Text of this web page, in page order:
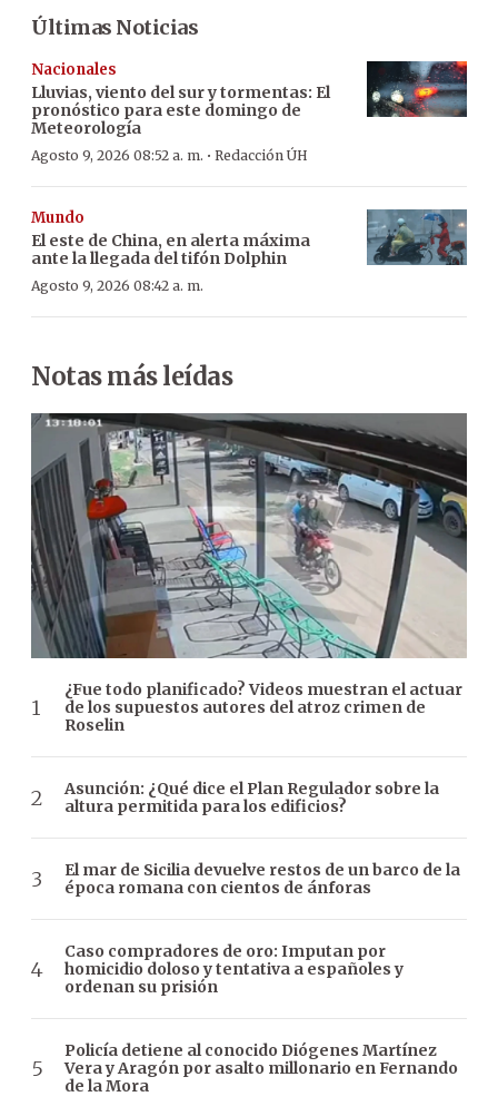
Últimas Noticias
Nacionales
Lluvias, viento del sur y tormentas: El
pronóstico para este domingo de
Meteorología
Agosto 9, 2026 08:52 a. m. · Redacción ÚH
Mundo
El este de China, en alerta máxima
ante la llegada del tifón Dolphin
Agosto 9, 2026 08:42 a. m.
Notas más leídas
¿Fue todo planificado? Videos muestran el actuar
de los supuestos autores del atroz crimen de
Roselin
Asunción: ¿Qué dice el Plan Regulador sobre la
altura permitida para los edificios?
El mar de Sicilia devuelve restos de un barco de la
época romana con cientos de ánforas
Caso compradores de oro: Imputan por
homicidio doloso y tentativa a españoles y
ordenan su prisión
Policía detiene al conocido Diógenes Martínez
Vera y Aragón por asalto millonario en Fernando
de la Mora